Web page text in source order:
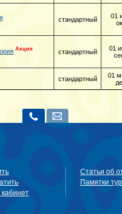
стандартный
01
Акция стандартный
01
стандартный
01
Статьи об
Памятки